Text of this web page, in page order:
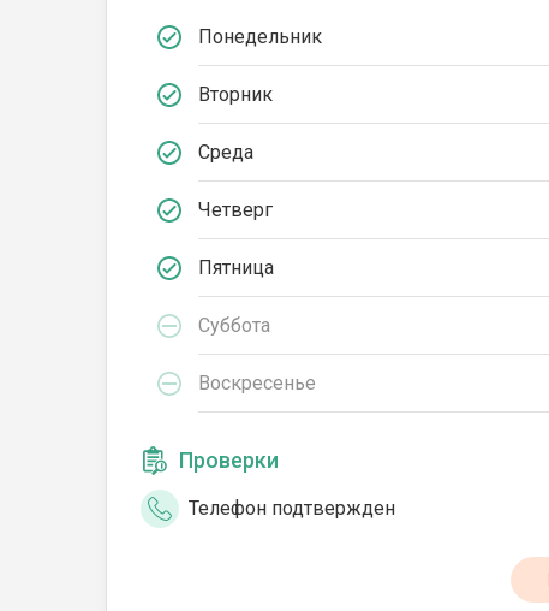
Понедельник
Вторник
Среда
Четверг
Пятница
Суббота
Воскресенье
Проверки
Телефон подтвержден